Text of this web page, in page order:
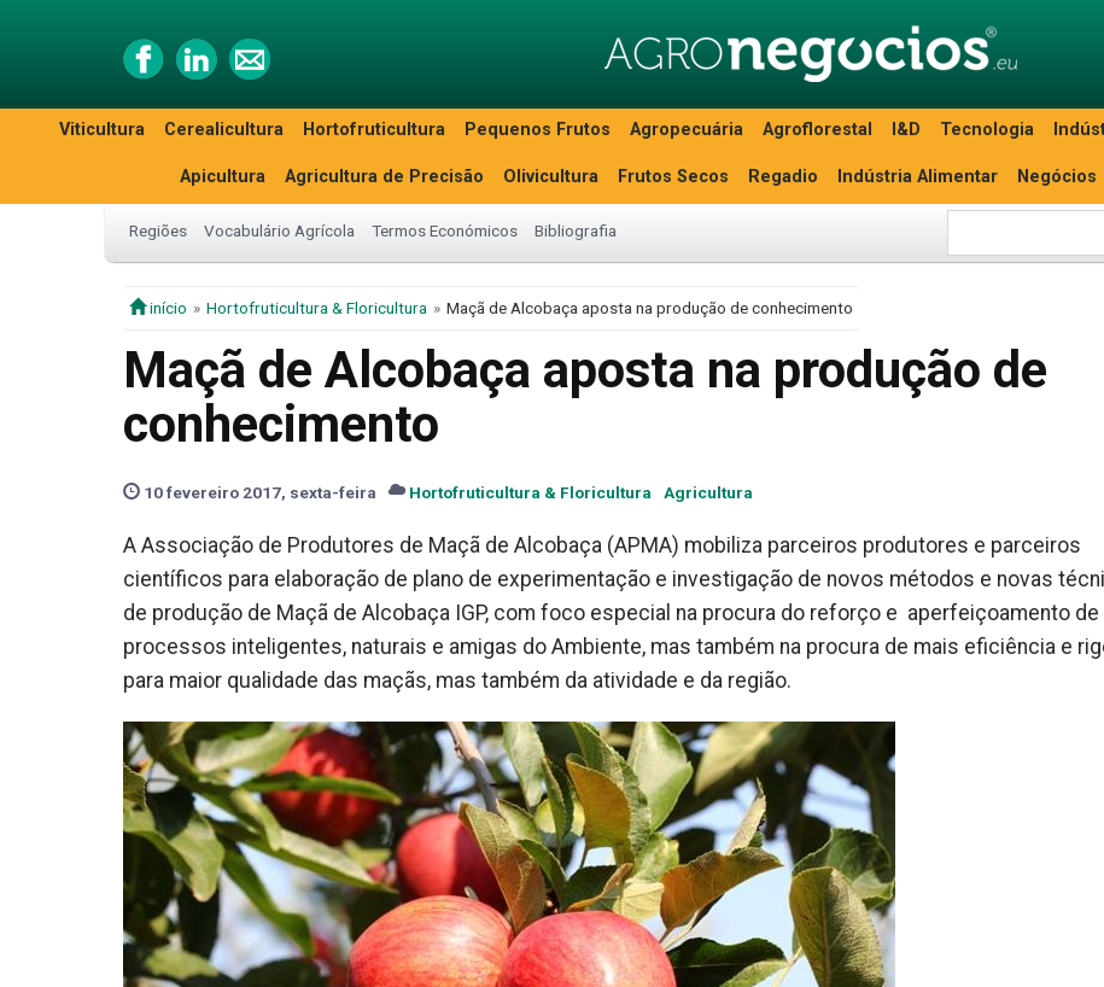
Viticultura Cerealicultura Hortofruticultura Pequenos Frutos Agropecuária Agroflorestal I&D Tecnologia
Apicultura Agricultura de Precisão Olivicultura Frutos Secos Regadio Indústria Alimentar Negócios
Regiões Vocabulário Agrícola Termos Económicos Bibliografia
início Hortofruticultura & Floricultura Maçã de Alcobaça aposta na produção de conhecimento
Maçã de Alcobaça aposta na produção de
conhecimento
10 fevereiro 2017, sexta-feira Hortofruticultura & Floricultura Agricultura
A Associação de Produtores de Maçã de Alcobaça (APMA) mobiliza parceiros produtores e parceiros
científicos para elaboração de plano de experimentação e investigação de novos métodos e novas
de produção de Maçã de Alcobaça IGP, com foco especial na procura do reforço e aperfeiçoamento de
processos inteligentes, naturais e amigas do Ambiente, mas também na procura de mais eficiência e
para maior qualidade das maçãs, mas também da atividade e da região.